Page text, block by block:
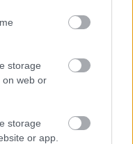
storage
on web or
storage
or app.
a történet
komolyabb szálak
hatja meg.